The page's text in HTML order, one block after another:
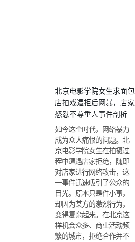
北京电影学院女生求面包
店拍戏遭拒后网暴，店家
怒怼不尊重人事件剖析
如今这个时代，网络暴力
成为众人痛恨的问题。北
京电影学院女生在拍摄过
程中遭遇店家拒绝，随即
对店家进行网络攻击，这
一事件迅速吸引了公众的
目光。原本只是件小事，
却因为某方的激烈行为，
变得复杂起来。在北京这
样机会众多、商业活动频
繁的城市，拒绝合作并不